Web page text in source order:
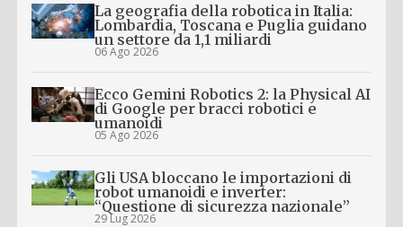
La geografia della robotica in Italia:
Lombardia, Toscana e Puglia guidano
un settore da 1,1 miliardi
06 Ago 2026
Ecco Gemini Robotics 2: la Physical AI
di Google per bracci robotici e
umanoidi
05 Ago 2026
Gli USA bloccano le importazioni di
robot umanoidi e inverter:
“Questione di sicurezza nazionale”
29 Lug 2026